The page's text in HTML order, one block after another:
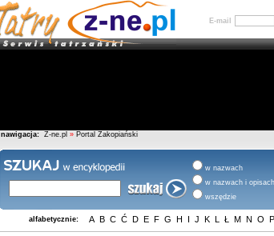
E-mail
nawigacja: Z-ne.pl » Portal Zakopiański
w nazwach
w nazwach i opisach
wszędzie
alfabetycznie: A B C Ć D E F G H I J K L Ł M N O P